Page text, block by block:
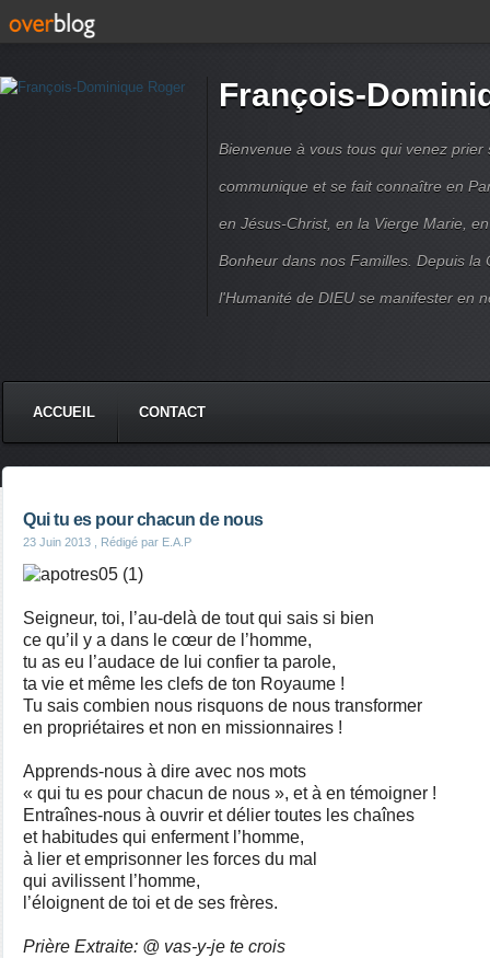
François-
Bienvenue à vous tous qui venez prier
communique et se fait connaître en
en Jésus-Christ, en la Vierge Marie,
Bonheur dans nos Familles. Depuis la
l'Humanité de DIEU se manifester en
ACCUEIL CONTACT
Qui tu es pour chacun de nous
23 Juin 2013 , Rédigé par E.A.P
Seigneur, toi, l’au-delà de tout qui sais si bien
ce qu’il y a dans le cœur de l’homme,
tu as eu l’audace de lui confier ta parole,
ta vie et même les clefs de ton Royaume !
Tu sais combien nous risquons de nous transformer
en propriétaires et non en missionnaires !
Apprends-nous à dire avec nos mots
« qui tu es pour chacun de nous », et à en témoigner !
Entraînes-nous à ouvrir et délier toutes les chaînes
et habitudes qui enferment l’homme,
à lier et emprisonner les forces du mal
qui avilissent l’homme,
l’éloignent de toi et de ses frères.
Prière Extraite: @ vas-y-je te crois